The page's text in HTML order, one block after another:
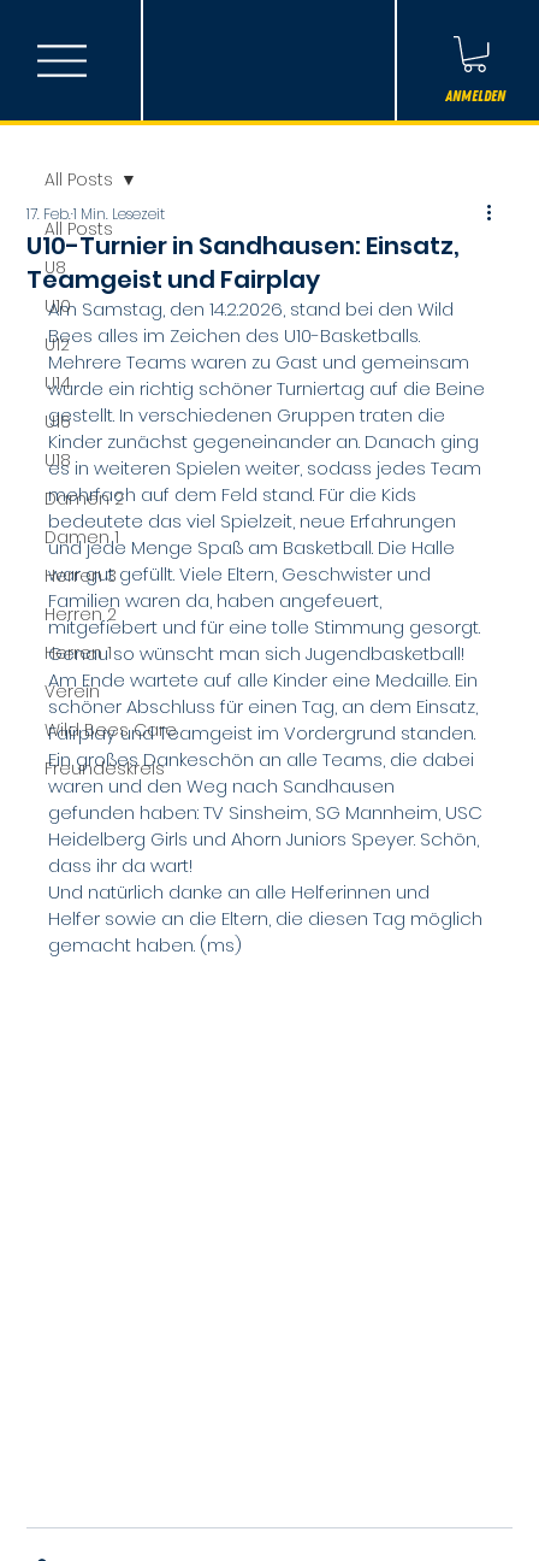
Anmelden
All Posts
U8
U10
U12
U14
U16
U18
Damen 2
Damen 1
Herren 3
Herren 2
Herren 1
Verein
Wild Bees Care
Freundeskreis
All Posts
U10-Turnier in Sandhausen: Einsatz,
Teamgeist und Fairplay
17. Feb.1 Min. Lesezeit
Am Samstag, den 14.2.2026, stand bei den Wild
Bees alles im Zeichen des U10-Basketballs.
Mehrere Teams waren zu Gast und gemeinsam
wurde ein richtig schöner Turniertag auf die Beine
gestellt. In verschiedenen Gruppen traten die
Kinder zunächst gegeneinander an. Danach ging
es in weiteren Spielen weiter, sodass jedes Team
mehrfach auf dem Feld stand. Für die Kids
bedeutete das viel Spielzeit, neue Erfahrungen
und jede Menge Spaß am Basketball. Die Halle
war gut gefüllt. Viele Eltern, Geschwister und
Familien waren da, haben angefeuert,
mitgefiebert und für eine tolle Stimmung gesorgt.
Genau so wünscht man sich Jugendbasketball!
Am Ende wartete auf alle Kinder eine Medaille. Ein
schöner Abschluss für einen Tag, an dem Einsatz,
Fairplay und Teamgeist im Vordergrund standen.
Ein großes Dankeschön an alle Teams, die dabei
waren und den Weg nach Sandhausen
gefunden haben: TV Sinsheim, SG Mannheim, USC
Heidelberg Girls und Ahorn Juniors Speyer. Schön,
dass ihr da wart!
Und natürlich danke an alle Helferinnen und
Helfer sowie an die Eltern, die diesen Tag möglich
gemacht haben. (ms)